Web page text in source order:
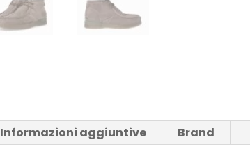
Informazioni aggiuntive Brand